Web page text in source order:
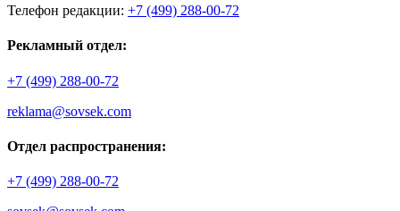
Телефон редакции: +7 (499) 288-00-72
Рекламный отдел:
+7 (499) 288-00-72
reklama@sovsek.com
Отдел распространения:
+7 (499) 288-00-72